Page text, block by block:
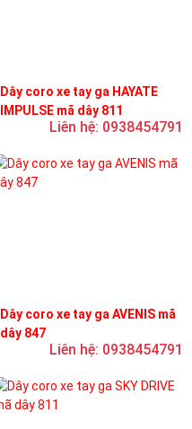
Dây coro xe tay ga HAYATE
IMPULSE mã dây 811
Liên hệ: 0938454791
Dây coro xe tay ga AVENIS mã
dây 847
Liên hệ: 0938454791